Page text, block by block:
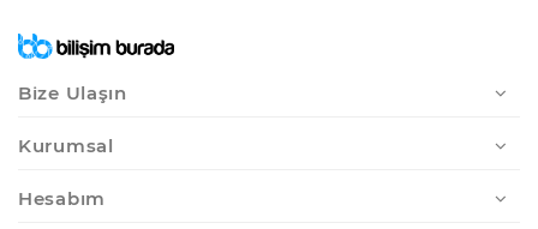
Bize Ulaşın
Kurumsal
Hesabım